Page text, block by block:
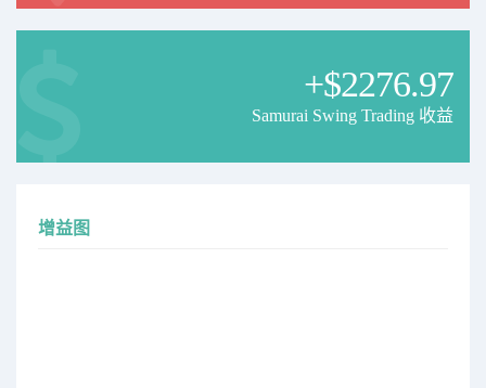
+$2276.97
Samurai Swing Trading 收益
增益图